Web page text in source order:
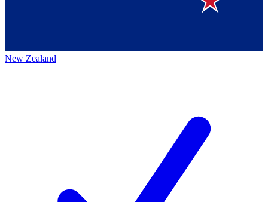
New Zealand